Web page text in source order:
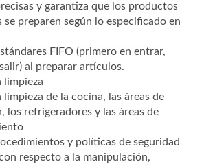
y garantiza que los productos
preparen según lo especificado en
FIFO (primero en entrar,
al preparar artículos.
limpieza
limpieza de la cocina, las áreas de
los refrigeradores y las áreas de
y políticas de seguridad
respecto a la manipulación,